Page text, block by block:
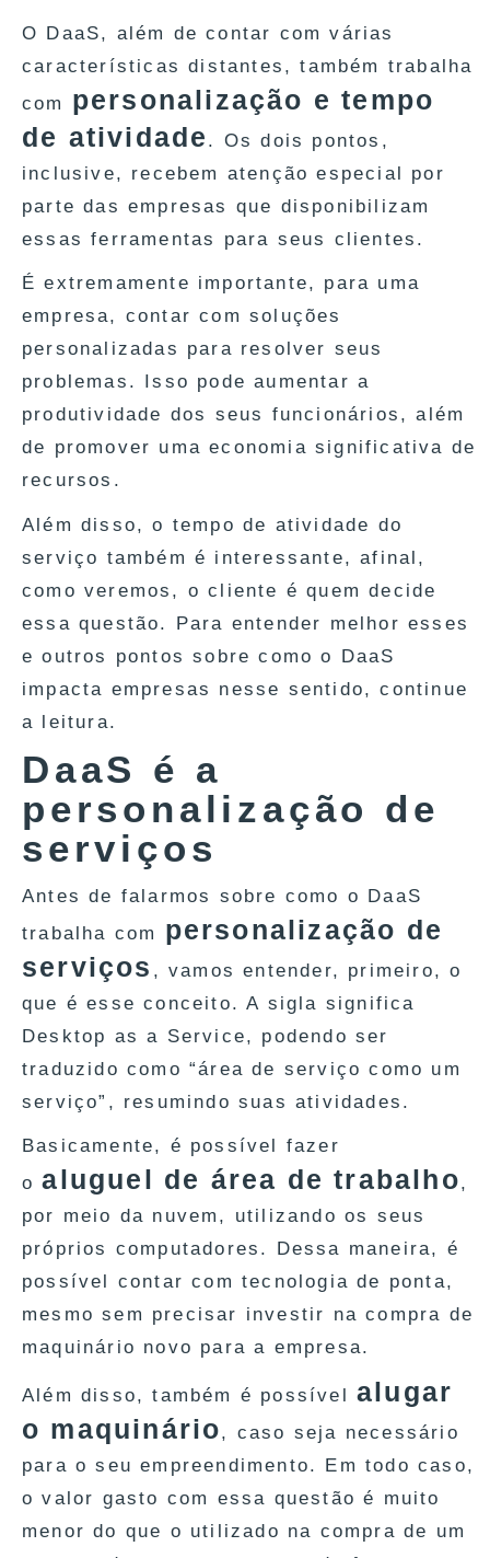
O DaaS, além de contar com várias
características distantes, também trabalha
com personalização e tempo
de atividade . Os dois pontos,
inclusive, recebem atenção especial por
parte das empresas que disponibilizam
essas ferramentas para seus clientes.
É extremamente importante, para uma
empresa, contar com soluções
personalizadas para resolver seus
problemas. Isso pode aumentar a
produtividade dos seus funcionários, além
de promover uma economia significativa de
recursos.
Além disso, o tempo de atividade do
serviço também é interessante, afinal,
como veremos, o cliente é quem decide
essa questão. Para entender melhor esses
e outros pontos sobre como o DaaS
impacta empresas nesse sentido, continue
a leitura.
DaaS é a
personalização de
serviços
Antes de falarmos sobre como o DaaS
trabalha com personalização de
serviços , vamos entender, primeiro, o
que é esse conceito. A sigla significa
Desktop as a Service, podendo ser
traduzido como “área de serviço como um
serviço”, resumindo suas atividades.
Basicamente, é possível fazer
oaluguel de área de trabalho,
por meio da nuvem, utilizando os seus
próprios computadores. Dessa maneira, é
possível contar com tecnologia de ponta,
mesmo sem precisar investir na compra de
maquinário novo para a empresa.
Além disso, também é possível alugar
o maquinário, caso seja necessário
para o seu empreendimento. Em todo caso,
o valor gasto com essa questão é muito
menor do que o utilizado na compra de um